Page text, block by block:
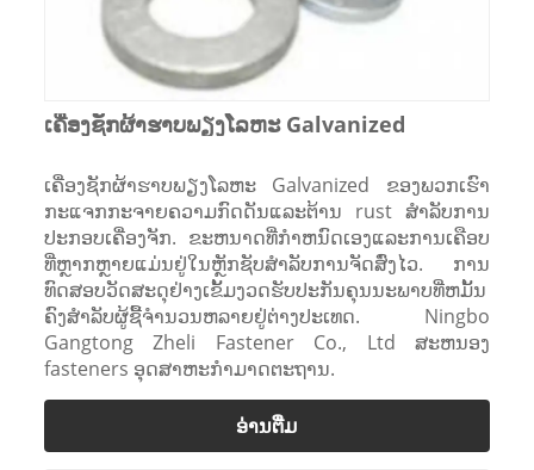
ເຄື່ອງຊັກຜ້າຮາບພຽງໂລຫະ Galvanized
ເຄື່ອງຊັກຜ້າຮາບພຽງໂລຫະ Galvanized ຂອງພວກເຮົາ
ກະແຈກກະຈາຍຄວາມກົດດັນແລະຕ້ານ rust ສໍາລັບການ
ປະກອບເຄື່ອງຈັກ. ຂະຫນາດທີ່ກໍາຫນົດເອງແລະການເຄືອບ
ທີ່ຫຼາກຫຼາຍແມ່ນຢູ່ໃນຫຼັກຊັບສໍາລັບການຈັດສົ່ງໄວ. ການ
ທົດສອບວັດສະດຸຢ່າງເຂັ້ມງວດຮັບປະກັນຄຸນນະພາບທີ່ຫມັ້ນ
ຄົງສໍາລັບຜູ້ຊື້ຈໍານວນຫລາຍຢູ່ຕ່າງປະເທດ. Ningbo
Gangtong Zheli Fastener Co., Ltd ສະຫນອງ
fasteners ອຸດສາຫະກໍາມາດຕະຖານ.
ອ່ານ​ຕື່ມ